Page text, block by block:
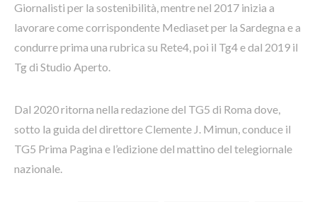
Giornalisti per la sostenibilità, mentre nel 2017 inizia a
lavorare come corrispondente Mediaset per la Sardegna e a
condurre prima una rubrica su Rete4, poi il Tg4 e dal 2019 il
Tg di Studio Aperto.
Dal 2020 ritorna nella redazione del TG5 di Roma dove,
sotto la guida del direttore Clemente J. Mimun, conduce il
TG5 Prima Pagina e l’edizione del mattino del telegiornale
nazionale.